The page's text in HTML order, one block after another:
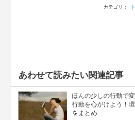
カテゴリ：
あわせて読みたい関連記事
ほんの少しの行動で
行動を心がけよう！
をまとめ